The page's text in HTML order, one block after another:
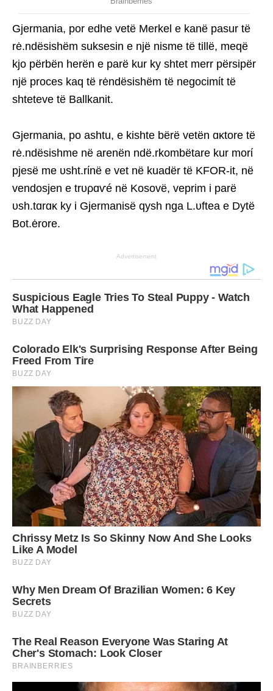
Gjermania, por edhe vetë Merkel e kanë pasur të
rė.ndësishëm suksesin e një nisme të tillë, meqë
kjo përbën herën e parë kur ky shtet merr përsipër
një proces kaq të rėndësishëm të negocimίt të
shteteve të Ballkanit.
Gjermania, po ashtu, e kishte bërë vetën ɑκtore të
rė.ndësishme në arenën ndë.rkombëtare kur morί
pjesë me υsht.rίnë e vet në kuadër të KFOR-it, në
vendosjen e trυρɑѵé në Kosovë, veprim i parë
υsh.tɑrɑκ ky i Gjermanisë qysh nga L.υftea e Dytë
Bot.ėrore.
Advertisement